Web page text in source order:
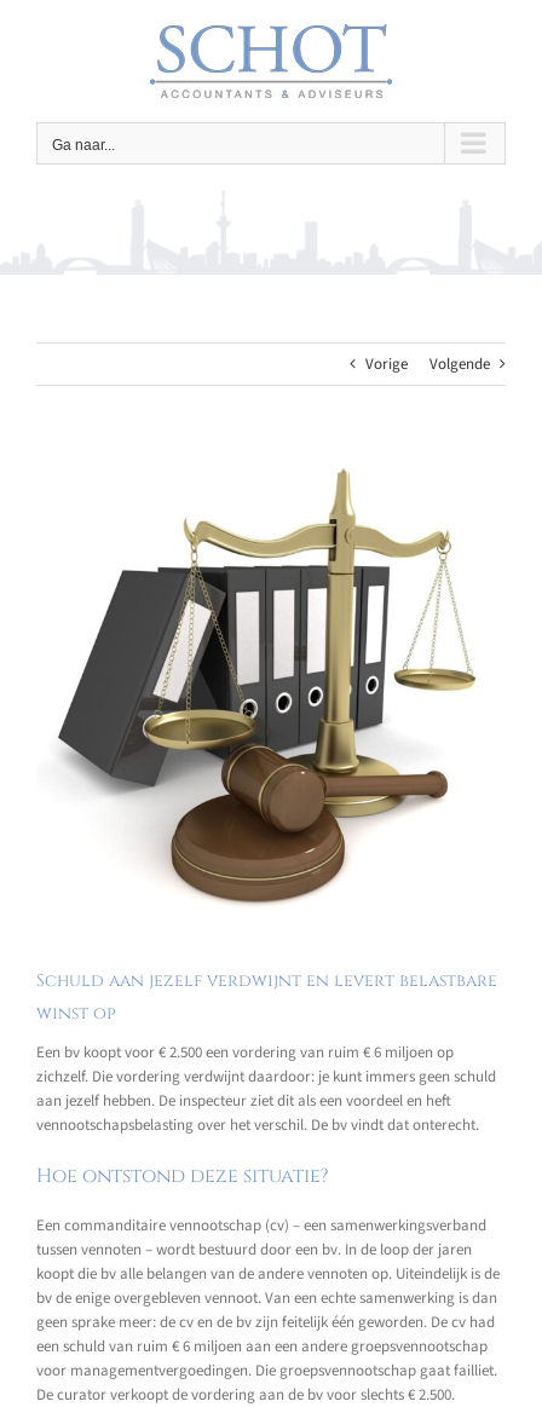
Ga naar...
Vorige Volgende
Schuld aan jezelf verdwijnt en levert belastbare
winst op
Een bv koopt voor € 2.500 een vordering van ruim € 6 miljoen op
zichzelf. Die vordering verdwijnt daardoor: je kunt immers geen schuld
aan jezelf hebben. De inspecteur ziet dit als een voordeel en heft
vennootschapsbelasting over het verschil. De bv vindt dat onterecht.
Hoe ontstond deze situatie?
Een commanditaire vennootschap (cv) – een samenwerkingsverband
tussen vennoten – wordt bestuurd door een bv. In de loop der jaren
koopt die bv alle belangen van de andere vennoten op. Uiteindelijk is de
bv de enige overgebleven vennoot. Van een echte samenwerking is dan
geen sprake meer: de cv en de bv zijn feitelijk één geworden. De cv had
een schuld van ruim € 6 miljoen aan een andere groepsvennootschap
voor managementvergoedingen. Die groepsvennootschap gaat failliet.
De curator verkoopt de vordering aan de bv voor slechts € 2.500.